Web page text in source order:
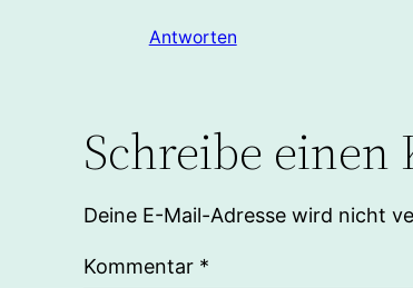
Antworten
Schreibe
Deine E-Mail-Adresse wird nicht
Kommentar *